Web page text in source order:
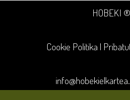
HOBEKI ®
Cookie Politika |